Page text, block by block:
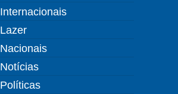
Internacionais
Lazer
Nacionais
Notícias
Políticas